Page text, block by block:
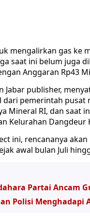
mengalirkan gas
saat ini belum juga
Anggaran Rp43
publisher,
dari pemerintah
Mineral RI, dan saat
Kelurahan Dangdeur
ini, rencananya
awal bulan Juli
Partai Ancam
Polisi Menghadapi